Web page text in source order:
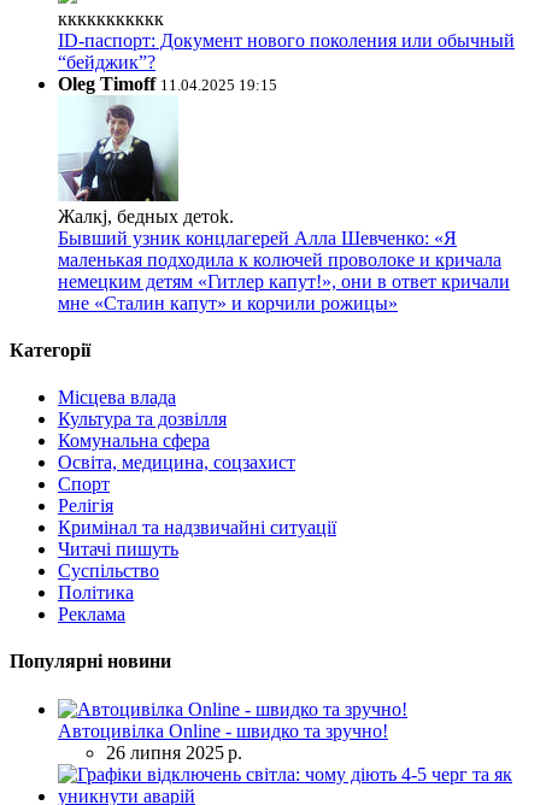
ккккккккккк
ID-паспорт: Документ нового поколения или обычный
“бейджик”?
Oleg Timoff 11.04.2025 19:15
Жалкj, бедных детok.
Бывший узник концлагерей Алла Шевченко: «Я
маленькая подходила к колючей проволоке и кричала
немецким детям «Гитлер капут!», они в ответ кричали
мне «Сталин капут» и корчили рожицы»
Категорії
Місцева влада
Культура та дозвілля
Комунальна сфера
Освіта, медицина, соцзахист
Спорт
Релігія
Кримінал та надзвичайні ситуації
Читачі пишуть
Суспільство
Політика
Реклама
Популярні новини
Автоцивілка Online - швидко та зручно!
26 липня 2025 р.